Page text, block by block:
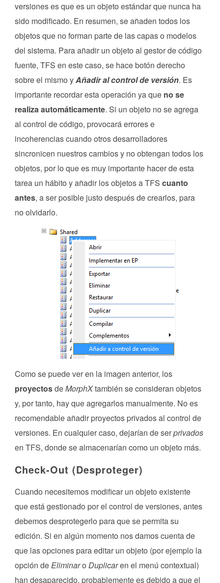
versiones es que es un objeto estándar que nunca ha
sido modificado. En resumen, se añaden todos los
objetos que no forman parte de las capas o modelos
del sistema. Para añadir un objeto al gestor de código
fuente, TFS en este caso, se hace botón derecho
sobre el mismo yAñadir al control de versión. Es
importante recordar esta operación ya que no se
realiza automáticamente. Si un objeto no se agrega
al control de código, provocará errores e
incoherencias cuando otros desarrolladores
sincronicen nuestros cambios y no obtengan todos los
objetos, por lo que es muy importante hacer de esta
tarea un hábito y añadir los objetos a TFS cuanto
antes, a ser posible justo después de crearlos, para
no olvidarlo.
Como se puede ver en la imagen anterior, los
proyectosdeMorphXtambién se consideran objetos
y, por tanto, hay que agregarlos manualmente. No es
recomendable añadir proyectos privados al control de
versiones. En cualquier caso, dejarían de serprivados
en TFS, donde se almacenarían como un objeto más.
Check-Out (Desproteger)
Cuando necesitemos modificar un objeto existente
que está gestionado por el control de versiones, antes
debemos desprotegerlo para que se permita su
edición. Si en algún momento nos damos cuenta de
que las opciones para editar un objeto (por ejemplo la
opción deEliminaro Duplicaren el menú contextual)
han desaparecido, probablemente es debido a que el